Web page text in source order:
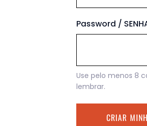
Password /
Use pelo menos 8
lembrar.